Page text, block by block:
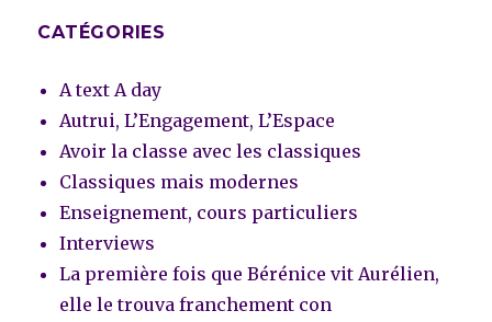
CATÉGORIES
A text A day
Autrui, L’Engagement, L’Espace
Avoir la classe avec les classiques
Classiques mais modernes
Enseignement, cours particuliers
Interviews
La première fois que Bérénice vit Aurélien,
elle le trouva franchement con